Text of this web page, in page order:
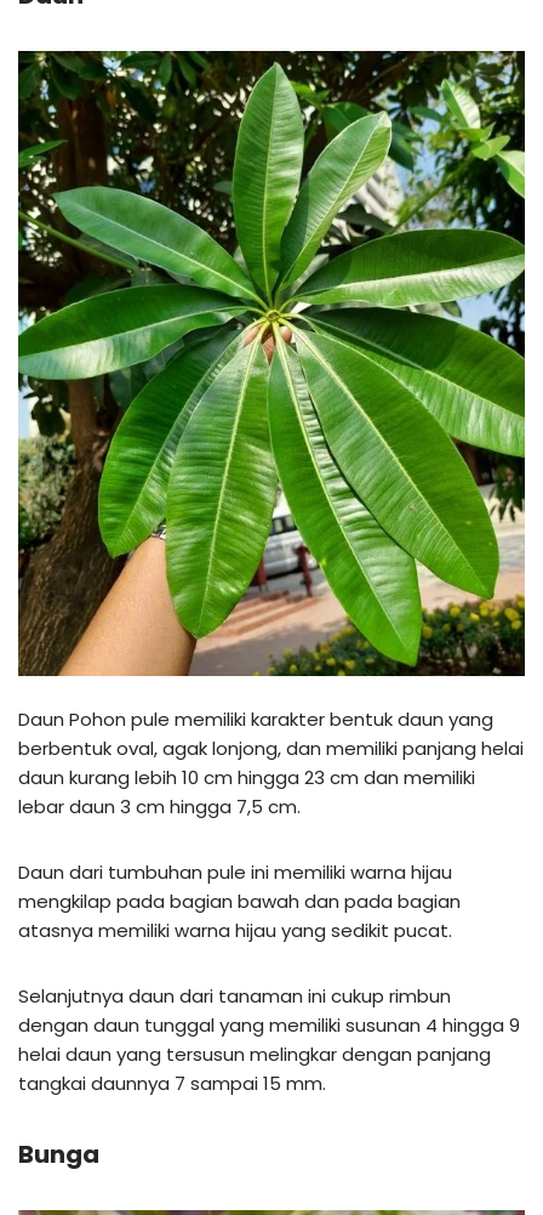
Daun Pohon pule memiliki karakter bentuk daun yang
berbentuk oval, agak lonjong, dan memiliki panjang helai
daun kurang lebih 10 cm hingga 23 cm dan memiliki
lebar daun 3 cm hingga 7,5 cm.
Daun dari tumbuhan pule ini memiliki warna hijau
mengkilap pada bagian bawah dan pada bagian
atasnya memiliki warna hijau yang sedikit pucat.
Selanjutnya daun dari tanaman ini cukup rimbun
dengan daun tunggal yang memiliki susunan 4 hingga 9
helai daun yang tersusun melingkar dengan panjang
tangkai daunnya 7 sampai 15 mm.
Bunga